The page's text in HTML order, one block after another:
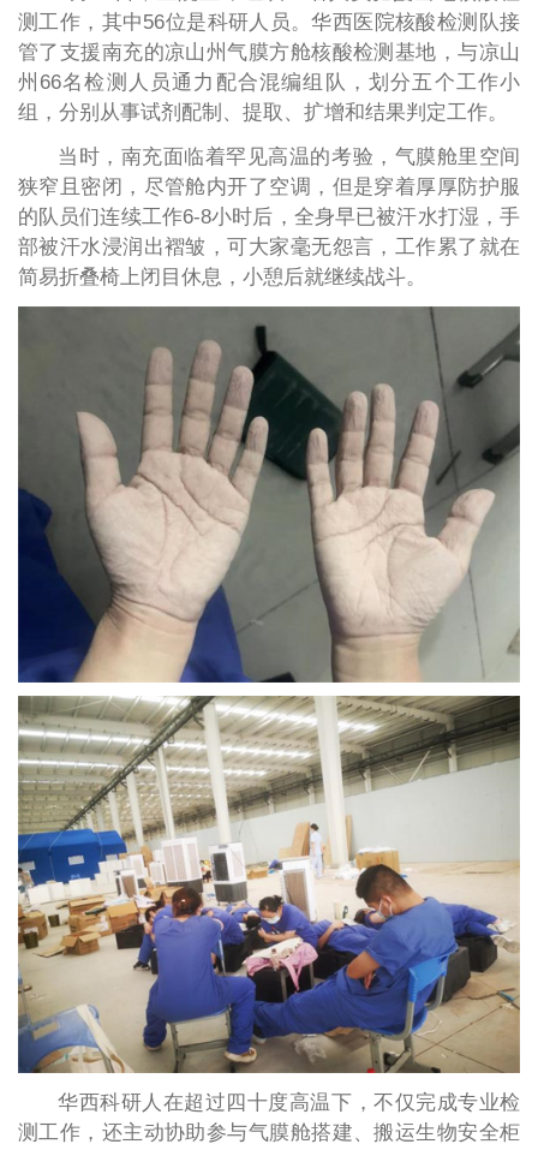
测工作，其中56位是科研人员。华西医院核酸检测队接
管了支援南充的凉山州气膜方舱核酸检测基地，与凉山
州66名检测人员通力配合混编组队，划分五个工作小
组，分别从事试剂配制、提取、扩增和结果判定工作。
当时，南充面临着罕见高温的考验，气膜舱里空间
狭窄且密闭，尽管舱内开了空调，但是穿着厚厚防护服
的队员们连续工作6-8小时后，全身早已被汗水打湿，手
部被汗水浸润出褶皱，可大家毫无怨言，工作累了就在
简易折叠椅上闭目休息，小憩后就继续战斗。
华西科研人在超过四十度高温下，不仅完成专业检
测工作，还主动协助参与气膜舱搭建、搬运生物安全柜